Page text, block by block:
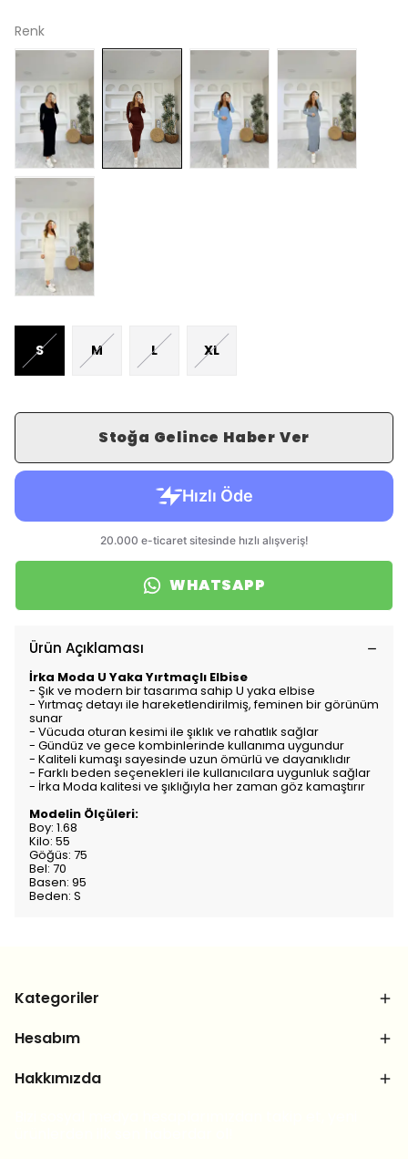
Renk
S M L XL
Stoğa Gelince Haber Ver
WHATSAPP
Ürün Açıklaması
İrka Moda U Yaka Yırtmaçlı Elbise
- Şık ve modern bir tasarıma sahip U yaka elbise
- Yırtmaç detayı ile hareketlendirilmiş, feminen bir görünüm
sunar
- Vücuda oturan kesimi ile şıklık ve rahatlık sağlar
- Gündüz ve gece kombinlerinde kullanıma uygundur
- Kaliteli kumaşı sayesinde uzun ömürlü ve dayanıklıdır
- Farklı beden seçenekleri ile kullanıcılara uygunluk sağlar
- İrka Moda kalitesi ve şıklığıyla her zaman göz kamaştırır
Modelin Ölçüleri:
Boy: 1.68
Kilo: 55
Göğüs: 75
Bel: 70
Basen: 95
Beden: S
Kategoriler
Hesabım
Hakkımızda